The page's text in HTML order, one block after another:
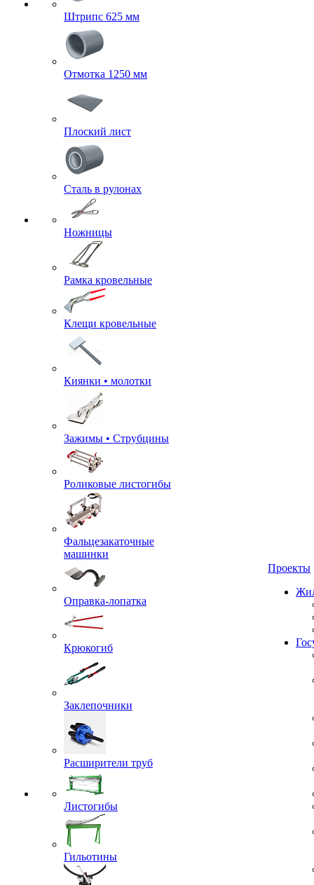
Штрипс 625 мм
Отмотка 1250 мм
Плоский лист
Сталь в рулонах
Ножницы
Рамка кровельные
Клещи кровельные
Киянки • молотки
Зажимы • Струбцины
Роликовые листогибы
Фальцезакаточные
машинки
Оправка-лопатка
Крюкогиб
Заклепочники
Расширители труб
Листогибы
Гильотины
Проекты